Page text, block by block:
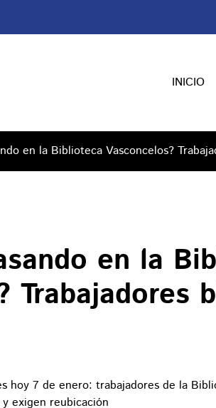
INICIO
en la Biblioteca Vasconcelos?
en la
Trabajadores
hoy 7 de enero: trabajadores de la
exigen reubicación